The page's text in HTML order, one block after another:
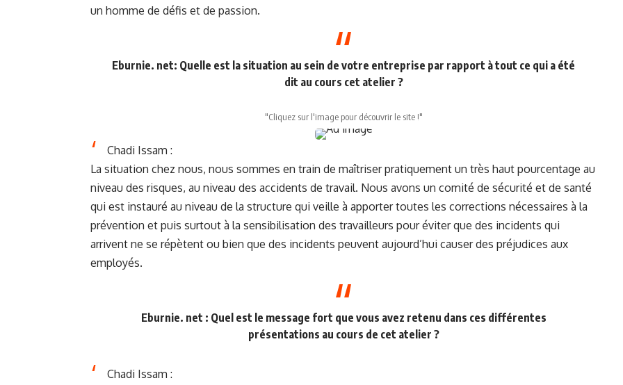
un homme de défis et de passion.
Eburnie. net: Quelle est la situation au sein de votre entreprise par rapport à tout ce qui a été
dit au cours cet atelier ?
"Cliquez sur l'image pour découvrir le site !"
Chadi Issam :
La situation chez nous, nous sommes en train de maîtriser pratiquement un très haut pourcentage au
niveau des risques, au niveau des accidents de travail. Nous avons un comité de sécurité et de santé
qui est instauré au niveau de la structure qui veille à apporter toutes les corrections nécessaires à la
prévention et puis surtout à la sensibilisation des travailleurs pour éviter que des incidents qui
arrivent ne se répètent ou bien que des incidents peuvent aujourd’hui causer des préjudices aux
employés.
Eburnie. net : Quel est le message fort que vous avez retenu dans ces différentes
présentations au cours de cet atelier ?
Chadi Issam :